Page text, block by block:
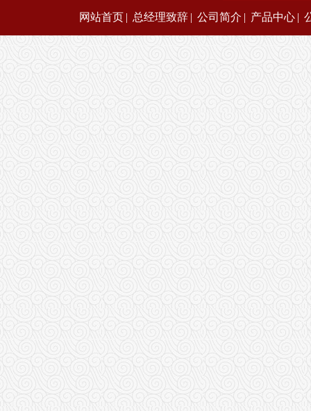
网站首页 | 总经理致辞 | 公司简介 | 产品中心 |